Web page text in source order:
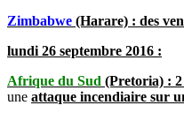
Zimbabwe (Harare) : des
lundi 26 septembre 2016 :
Afrique du Sud (Pretoria) : 2
une attaque incendiaire sur